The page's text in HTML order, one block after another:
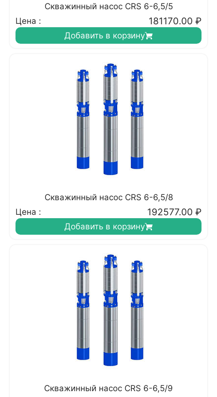
Скважинный насос CRS 6-6,5/5
Цена :
181170.00 ₽
Добавить в корзину
Скважинный насос CRS 6-6,5/8
Цена :
192577.00 ₽
Добавить в корзину
Скважинный насос CRS 6-6,5/9